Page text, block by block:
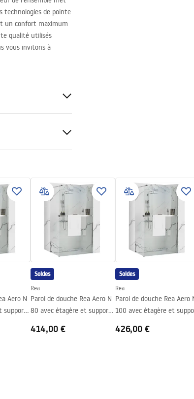
technologies de pointe
un confort maximum
qualité utilisés
vous invitons à
Aero N
support
Soldes
Rea
Paroi de douche Rea Aero N
80 avec étagère et support
414,00 €
Soldes
Rea
Paroi de douche Rea Aero
100 avec étagère et
426,00 €